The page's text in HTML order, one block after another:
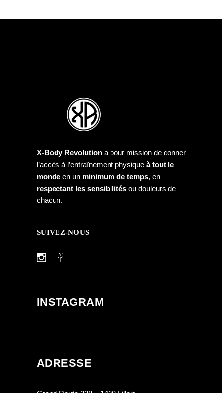
X-Body Revolution a pour mission de donner
l’accès à l’entraînement physique à tout le
monde en un minimum de temps, en
respectant les sensibilités ou douleurs de
chacun.
SUIVEZ-NOUS
INSTAGRAM
ADRESSE